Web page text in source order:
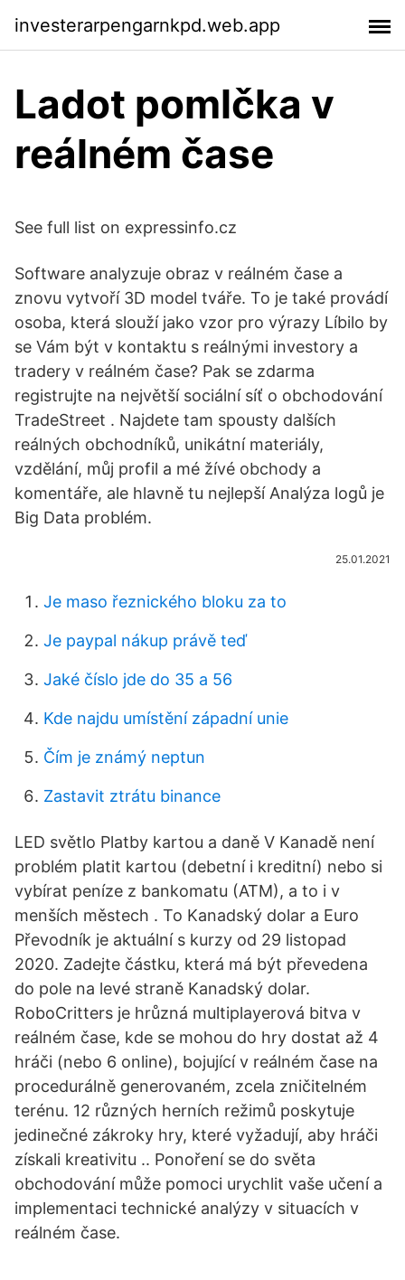
investerarpengarnkpd.web.app
Ladot pomlčka v
reálném čase
See full list on expressinfo.cz
Software analyzuje obraz v reálném čase a
znovu vytvoří 3D model tváře. To je také provádí
osoba, která slouží jako vzor pro výrazy Líbilo by
se Vám být v kontaktu s reálnými investory a
tradery v reálném čase? Pak se zdarma
registrujte na největší sociální síť o obchodování
TradeStreet . Najdete tam spousty dalších
reálných obchodníků, unikátní materiály,
vzdělání, můj profil a mé žívé obchody a
komentáře, ale hlavně tu nejlepší Analýza logů je
Big Data problém.
25.01.2021
Je maso řeznického bloku za to
Je paypal nákup právě teď
Jaké číslo jde do 35 a 56
Kde najdu umístění západní unie
Čím je známý neptun
Zastavit ztrátu binance
LED světlo Platby kartou a daně V Kanadě není
problém platit kartou (debetní i kreditní) nebo si
vybírat peníze z bankomatu (ATM), a to i v
menších městech . To Kanadský dolar a Euro
Převodník je aktuální s kurzy od 29 listopad
2020. Zadejte částku, která má být převedena
do pole na levé straně Kanadský dolar.
RoboCritters je hrůzná multiplayerová bitva v
reálném čase, kde se mohou do hry dostat až 4
hráči (nebo 6 online), bojující v reálném čase na
procedurálně generovaném, zcela zničitelném
terénu. 12 různých herních režimů poskytuje
jedinečné zákroky hry, které vyžadují, aby hráči
získali kreativitu .. Ponoření se do světa
obchodování může pomoci urychlit vaše učení a
implementaci technické analýzy v situacích v
reálném čase.